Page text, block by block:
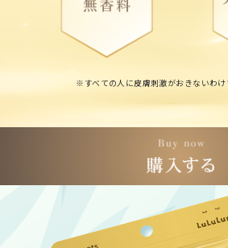
※すべての人に皮膚刺激がおきないわけ